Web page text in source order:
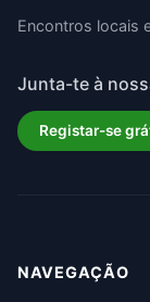
Encontros locais
Junta-te à
Registar-se
NAVEGAÇÃO